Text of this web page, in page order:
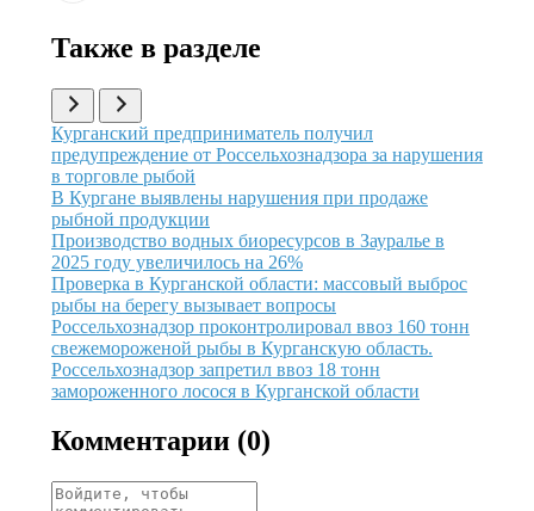
Также в разделе
Иллюстрация новости
Курганский предприниматель получил
предупреждение от Россельхознадзора за нарушения
в торговле рыбой
Иллюстрация новости
В Кургане выявлены нарушения при продаже
рыбной продукции
Иллюстрация новости
Производство водных биоресурсов в Зауралье в
2025 году увеличилось на 26%
Иллюстрация новости
Проверка в Курганской области: массовый выброс
рыбы на берегу вызывает вопросы
Иллюстрация новости
Россельхознадзор проконтролировал ввоз 160 тонн
свежемороженой рыбы в Курганскую область.
Иллюстрация новости
Россельхознадзор запретил ввоз 18 тонн
замороженного лосося в Курганской области
Комментарии (0)